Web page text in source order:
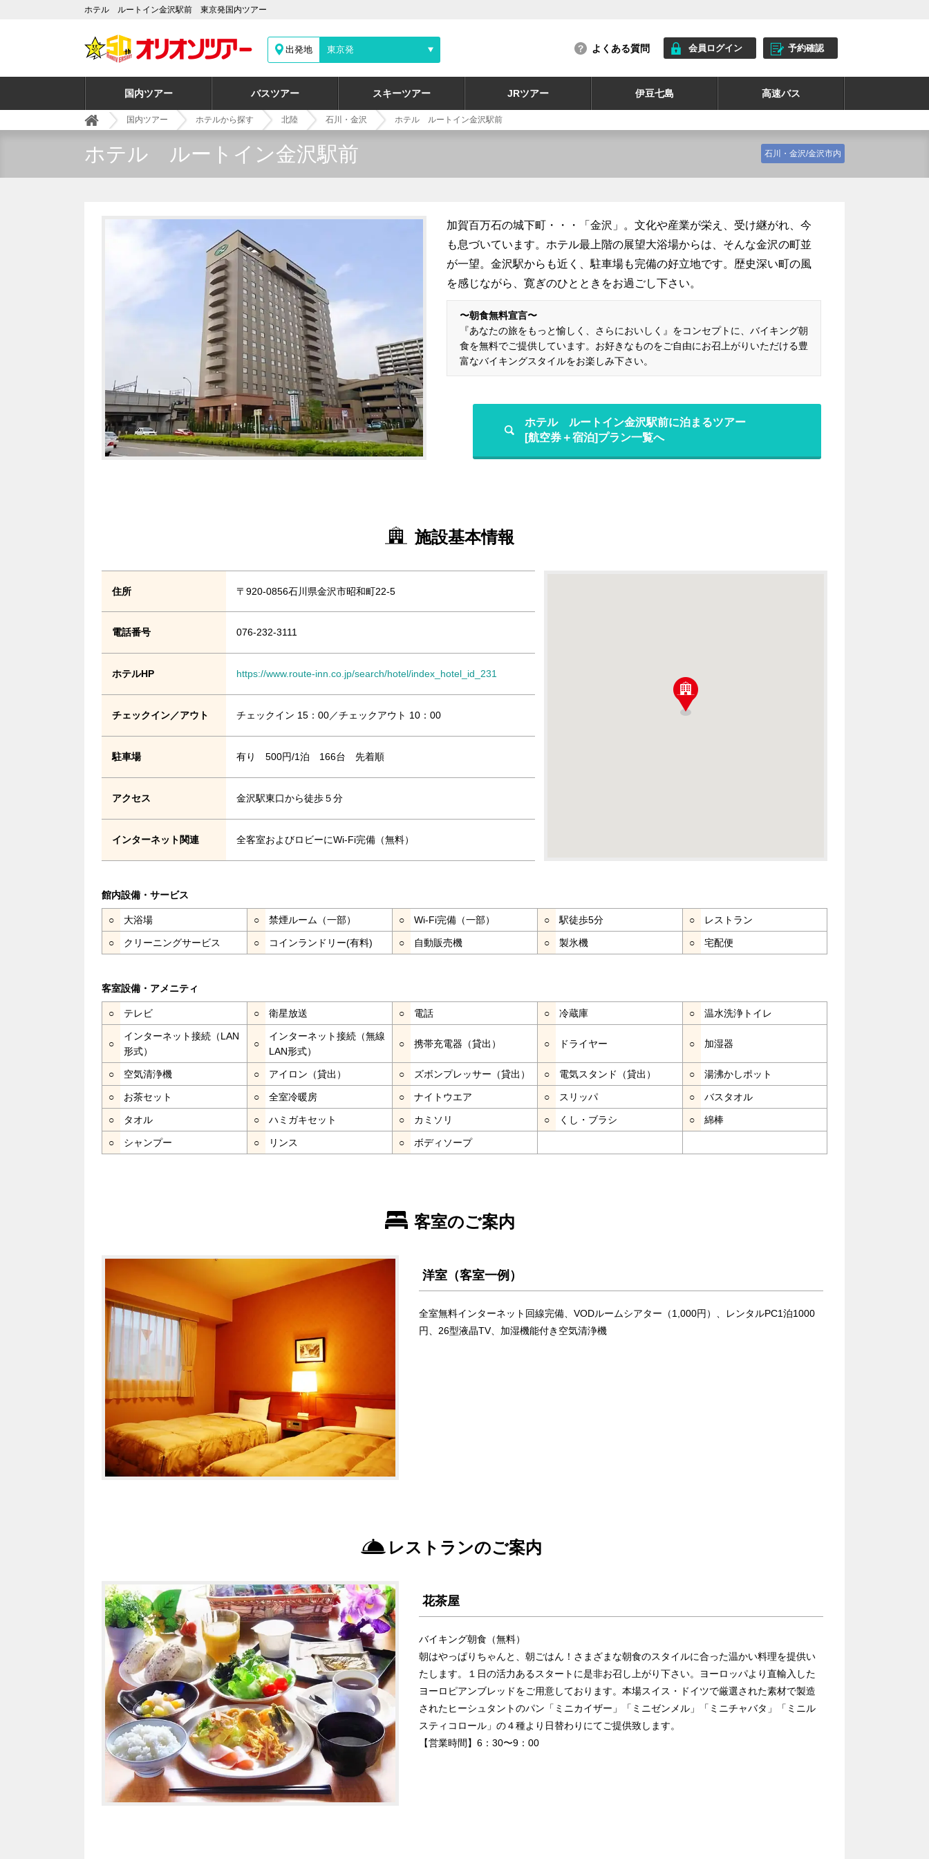
ホテル ルートイン金沢駅前 東京発国内ツアー
出発地 東京発 よくある質問 会員ログイン 予約確認
国内ツアー バスツアー スキーツアー JRツアー 伊豆七島 高速バス
国内ツアー ホテルから探す 北陸 石川・金沢 ホテル ルートイン金沢駅前
ホテル ルートイン金沢駅前 石川・金沢/金沢市内
加賀百万石の城下町・・・「金沢」。文化や産業が栄え、受け継がれ、今
も息づいています。ホテル最上階の展望大浴場からは、そんな金沢の町並
が一望。金沢駅からも近く、駐車場も完備の好立地です。歴史深い町の風
を感じながら、寛ぎのひとときをお過ごし下さい。
〜朝食無料宣言〜
『あなたの旅をもっと愉しく、さらにおいしく』をコンセプトに、バイキング朝
食を無料でご提供しています。お好きなものをご自由にお召上がりいただける豊
富なバイキングスタイルをお楽しみ下さい。
ホテル ルートイン金沢駅前に泊まるツアー
[航空券＋宿泊]プラン一覧へ
施設基本情報
住所 〒920-0856石川県金沢市昭和町22-5
電話番号 076-232-3111
ホテルHP https://www.route-inn.co.jp/search/hotel/index_hotel_id_231
チェックイン／アウト チェックイン 15：00／チェックアウト 10：00
駐車場 有り 500円/1泊 166台 先着順
アクセス 金沢駅東口から徒歩５分
インターネット関連 全客室およびロビーにWi-Fi完備（無料）
館内設備・サービス
○ 大浴場 ○ 禁煙ルーム（一部） ○ Wi-Fi完備（一部） ○ 駅徒歩5分 ○ レストラン
○ クリーニングサービス ○ コインランドリー(有料) ○ 自動販売機 ○ 製氷機 ○ 宅配便
客室設備・アメニティ
○ テレビ ○ 衛星放送 ○ 電話 ○ 冷蔵庫 ○ 温水洗浄トイレ
○
インターネット接続（LAN
形式）
○
インターネット接続（無線
LAN形式）
○ 携帯充電器（貸出） ○ ドライヤー ○ 加湿器
○ 空気清浄機 ○ アイロン（貸出） ○ ズボンプレッサー（貸出） ○ 電気スタンド（貸出） ○ 湯沸かしポット
○ お茶セット ○ 全室冷暖房 ○ ナイトウエア ○ スリッパ ○ バスタオル
○ タオル ○ ハミガキセット ○ カミソリ ○ くし・ブラシ ○ 綿棒
○ シャンプー ○ リンス ○ ボディソープ
客室のご案内
洋室（客室一例）
全室無料インターネット回線完備、VODルームシアター（1,000円）、レンタルPC1泊1000
円、26型液晶TV、加湿機能付き空気清浄機
レストランのご案内
花茶屋
バイキング朝食（無料）
朝はやっぱりちゃんと、朝ごはん！さまざまな朝食のスタイルに合った温かい料理を提供い
たします。１日の活力あるスタートに是非お召し上がり下さい。ヨーロッパより直輸入した
ヨーロピアンブレッドをご用意しております。本場スイス・ドイツで厳選された素材で製造
されたヒーシュタントのパン「ミニカイザー」「ミニゼンメル」「ミニチャバタ」「ミニル
スティコロール」の４種より日替わりにてご提供致します。
【営業時間】6：30〜9：00